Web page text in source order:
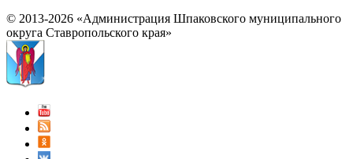
© 2013-2026 «Администрация Шпаковского муниципального
округа Ставропольского края»